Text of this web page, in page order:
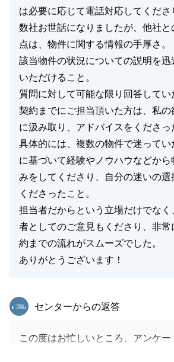
は必要に応じて電話対応してくださ
数社お世話になりましたが、他社と
点は、物件に関する情報の手厚さ。
該当物件の状況についての説明を
いただけること。
質問に対して可能な限り回答してい
契約までにご担当頂いた方は、私の
に汲み取り、アドバイスをくださっ
具体的には、複数の物件で迷ってい
に基づいて経験やノウハウなどから
みをしてくださり、自分の迷いの選
くださったこと。
担当者だからという立場だけでなく
者としてのご意見もくださり、非常
約までの流れがスムーズでした。
ありがとうございます！
東急リバブル
センターからの返答
この度はお忙しいところ、アンケー